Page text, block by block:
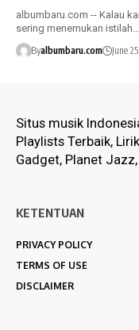
albumbaru.com -- Kalau
sering menemukan istilah…
Byalbumbaru.com June
Situs musik
Playlists Terbaik,
Gadget, Planet
KETENTUAN
PRIVACY POLICY
TERMS OF USE
DISCLAIMER